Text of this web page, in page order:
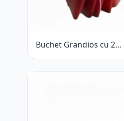
Buchet Grandios cu 25
de Trandafiri Roșii